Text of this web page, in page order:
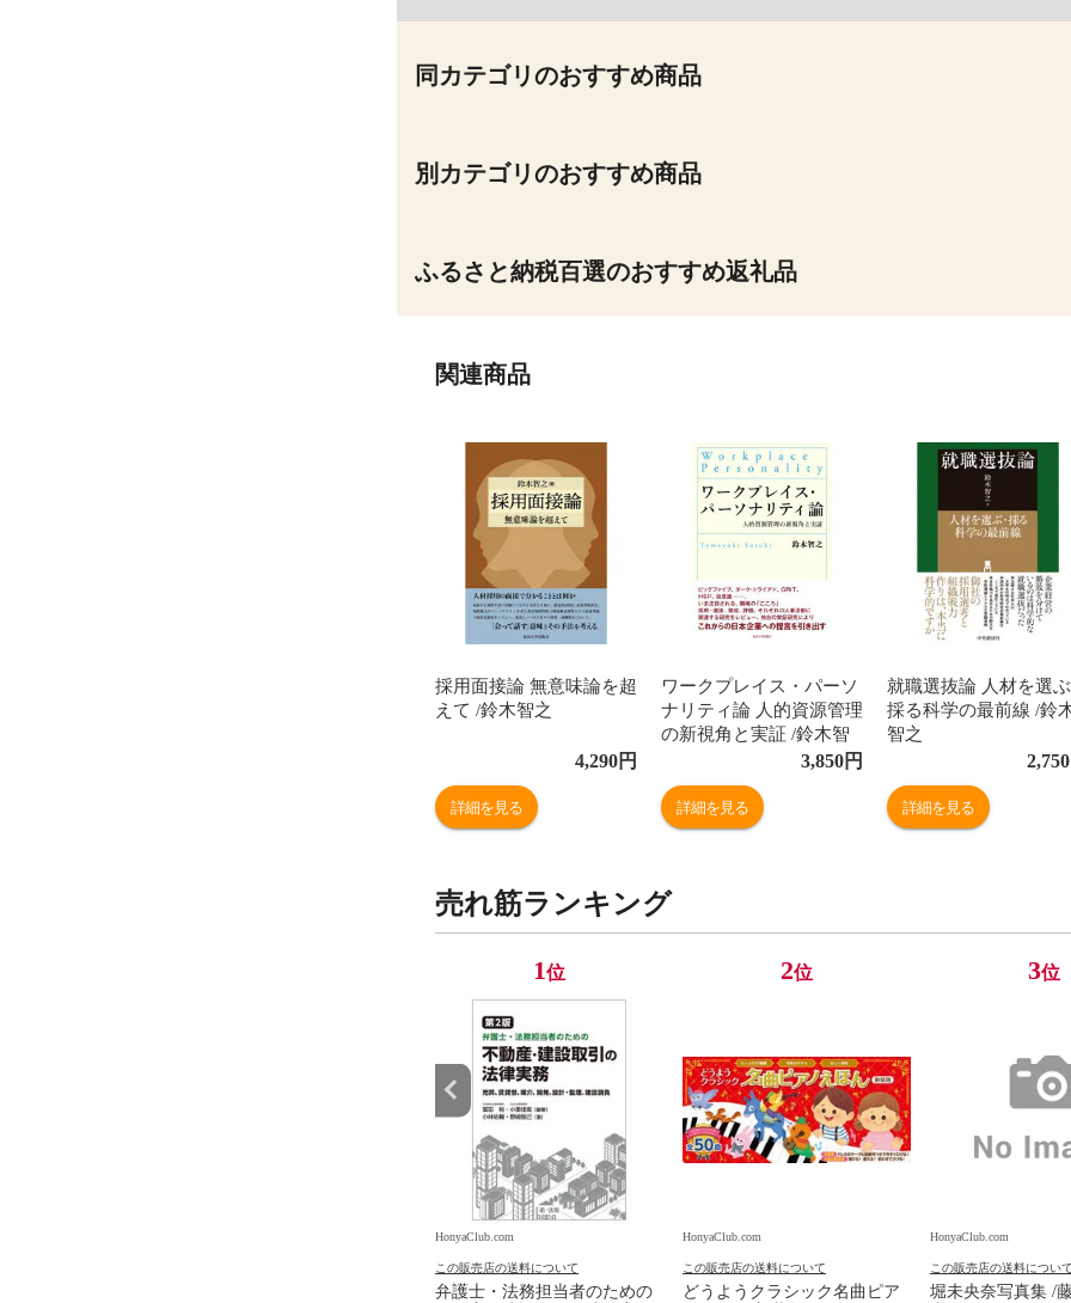
同カテゴリのおすすめ商品
別カテゴリのおすすめ商品
ふるさと納税百選のおすすめ返礼品
関連商品
採用面接論 無意味論を超
えて /鈴木智之
4,290円
詳細を見る
ワークプレイス・パーソ
ナリティ論 人的資源管理
の新視角と実証 /鈴木智
3,850円
詳細を見る
就職選抜論 人材を選
採る科学の最前線 /鈴
智之
2,750
詳細を見る
売れ筋ランキング
1位
HonyaClub.com
この販売店の送料について
弁護士・法務担当者のための
2位
HonyaClub.com
この販売店の送料について
どうようクラシック名曲ピア
3位
HonyaClub.com
この販売店の送料につい
堀未央奈写真集 /